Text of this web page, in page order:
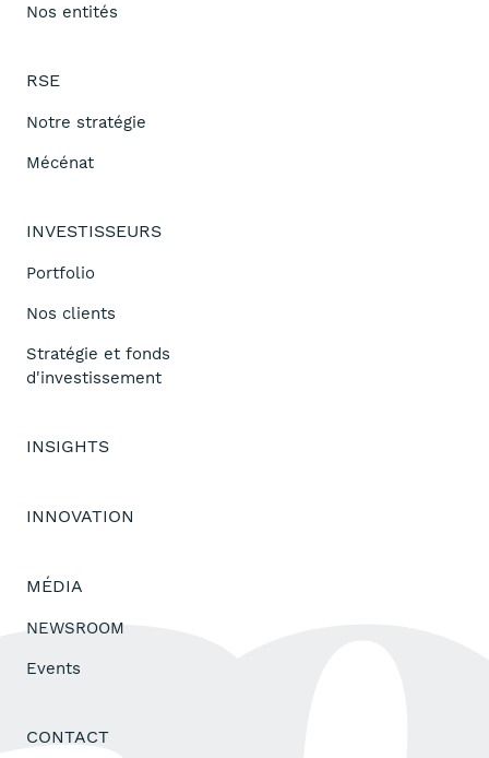
Nos entités
RSE
Notre stratégie
Mécénat
INVESTISSEURS
Portfolio
Nos clients
Stratégie et fonds
d'investissement
INSIGHTS
INNOVATION
MÉDIA
NEWSROOM
Events
CONTACT